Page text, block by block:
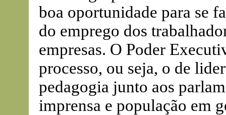
boa oportunidade para se
do emprego dos
empresas. O Poder
processo, ou seja, o de
pedagogia junto aos
imprensa e população em